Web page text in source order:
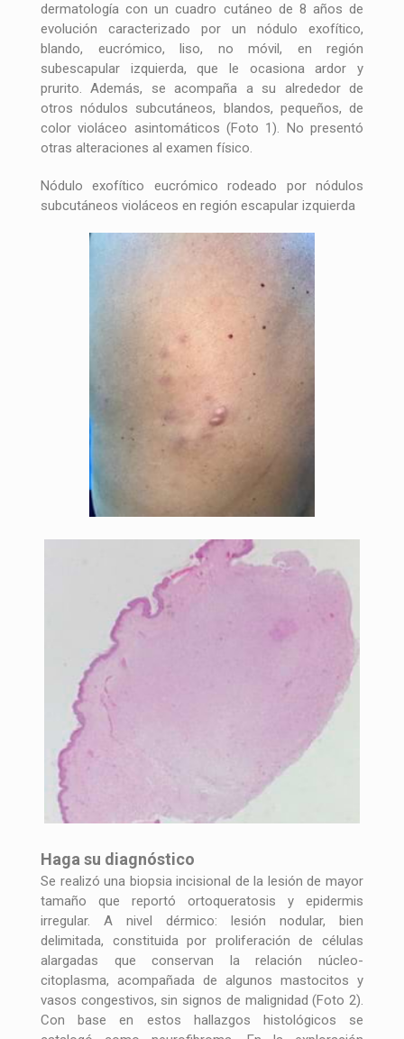
dermatología con un cuadro cutáneo de 8 años de
evolución caracterizado por un nódulo exofítico,
blando, eucrómico, liso, no móvil, en región
subescapular izquierda, que le ocasiona ardor y
prurito. Además, se acompaña a su alrededor de
otros nódulos subcutáneos, blandos, pequeños, de
color violáceo asintomáticos (Foto 1). No presentó
otras alteraciones al examen físico.
Nódulo exofítico eucrómico rodeado por nódulos
subcutáneos violáceos en región escapular izquierda
Haga su diagnóstico
Se realizó una biopsia incisional de la lesión de mayor
tamaño que reportó ortoqueratosis y epidermis
irregular. A nivel dérmico: lesión nodular, bien
delimitada, constituida por proliferación de células
alargadas que conservan la relación núcleo-
citoplasma, acompañada de algunos mastocitos y
vasos congestivos, sin signos de malignidad (Foto 2).
Con base en estos hallazgos histológicos se